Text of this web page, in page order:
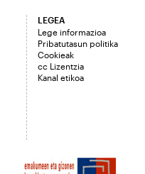
LEGEA
Lege informazioa
Pribatutasun politika
Cookieak
cc Lizentzia
Kanal etikoa